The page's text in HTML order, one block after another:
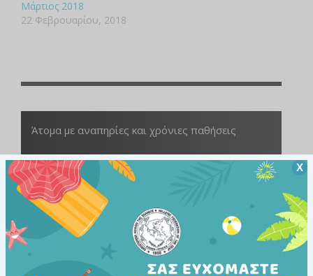
Μάρτιος 2018
22 Φεβρουαρίου, 2018
Άτομα με αναπηρίες και χρόνιες παθήσεις
ΥΠΗΡΕΣΙΕΣ
Εθνικές Οδηγίες Υποτιτλισμού
Χ